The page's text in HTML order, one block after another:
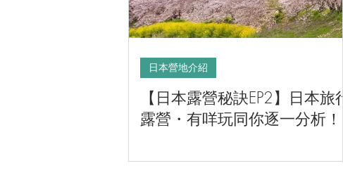
【日本露營秘訣EP2】日本旅行
露營・有咩玩同你逐一分析！
日本營地介紹